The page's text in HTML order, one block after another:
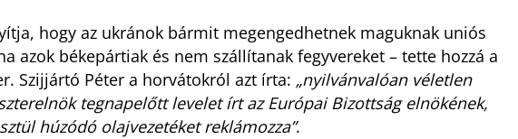
hogy az ukránok bármit megengedhetnek maguknak uniós
azok békepártiak és nem szállítanak fegyvereket – tette hozzá a
Szijjártó Péter a horvátokról azt írta: „nyilvánvalóan véletlen
tegnapelőtt levelet írt az Európai Bizottság elnökének,
húzódó olajvezetéket reklámozza”.